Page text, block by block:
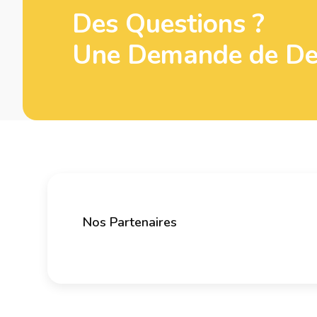
Des Questions ?
Une Demande de
Nos Partenaires